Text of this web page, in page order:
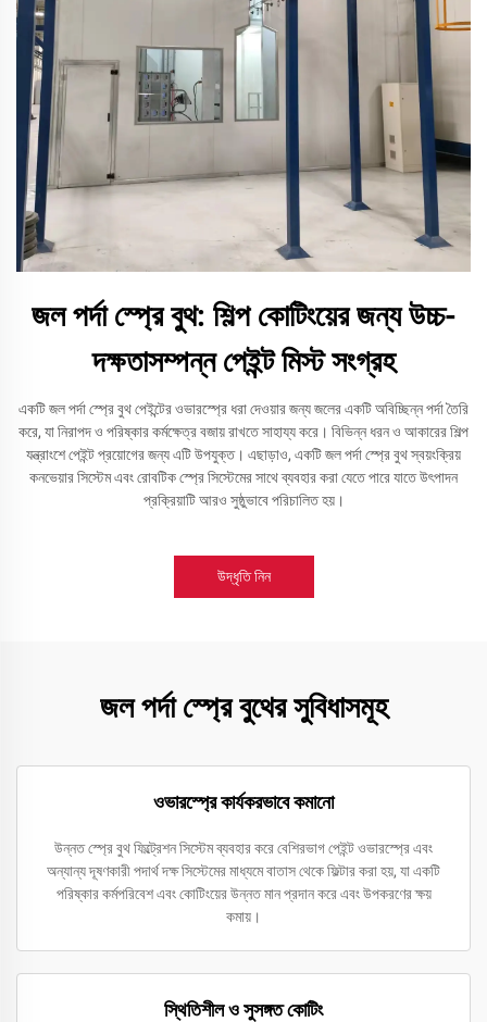
জল পর্দা স্প্রে বুথ: শিল্প কোটিংয়ের জন্য উচ্চ-
দক্ষতাসম্পন্ন পেইন্ট মিস্ট সংগ্রহ
একটি জল পর্দা স্প্রে বুথ পেইন্টের ওভারস্প্রে ধরা দেওয়ার জন্য জলের একটি অবিচ্ছিন্ন পর্দা তৈরি
করে, যা নিরাপদ ও পরিষ্কার কর্মক্ষেত্র বজায় রাখতে সাহায্য করে। বিভিন্ন ধরন ও আকারের শিল্প
যন্ত্রাংশে পেইন্ট প্রয়োগের জন্য এটি উপযুক্ত। এছাড়াও, একটি জল পর্দা স্প্রে বুথ স্বয়ংক্রিয়
কনভেয়ার সিস্টেম এবং রোবটিক স্প্রে সিস্টেমের সাথে ব্যবহার করা যেতে পারে যাতে উৎপাদন
প্রক্রিয়াটি আরও সুষ্ঠুভাবে পরিচালিত হয়।
উদ্ধৃতি নিন
জল পর্দা স্প্রে বুথের সুবিধাসমূহ
ওভারস্প্রে কার্যকরভাবে কমানো
উন্নত স্প্রে বুথ ফিল্ট্রেশন সিস্টেম ব্যবহার করে বেশিরভাগ পেইন্ট ওভারস্প্রে এবং
অন্যান্য দূষণকারী পদার্থ দক্ষ সিস্টেমের মাধ্যমে বাতাস থেকে ফিল্টার করা হয়, যা একটি
পরিষ্কার কর্মপরিবেশ এবং কোটিংয়ের উন্নত মান প্রদান করে এবং উপকরণের ক্ষয়
কমায়।
স্থিতিশীল ও সুসঙ্গত কোটিং